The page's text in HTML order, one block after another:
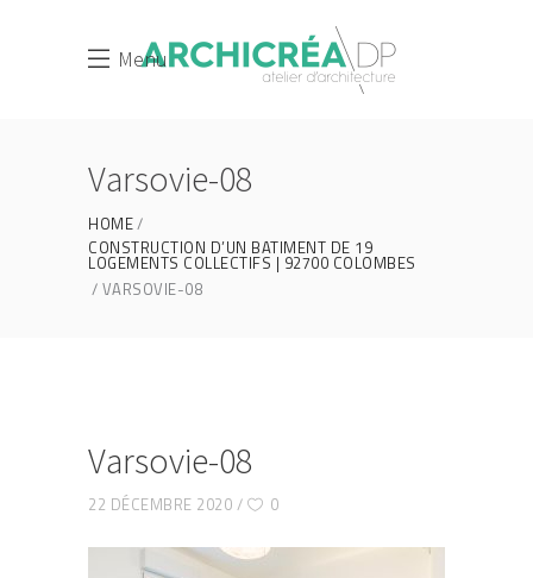
Menu
Varsovie-08
HOME
CONSTRUCTION D’UN BATIMENT DE 19
LOGEMENTS COLLECTIFS | 92700 COLOMBES
VARSOVIE-08
Varsovie-08
22 DÉCEMBRE 2020 0